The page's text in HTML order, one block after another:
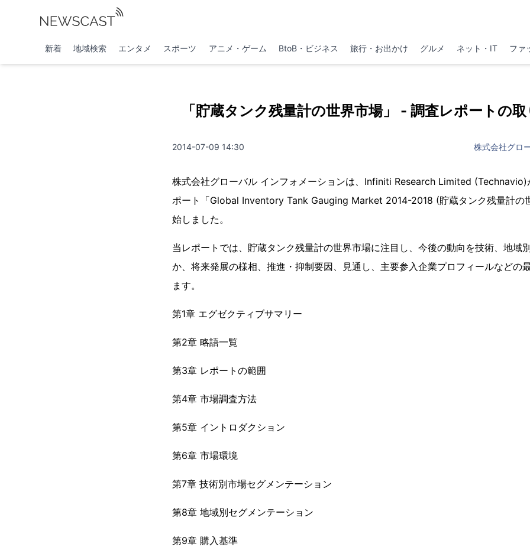
新着 地域検索 エンタメ スポーツ アニメ・ゲーム BtoB・ビジネス 旅行・お出かけ グルメ ネット・IT ファ
「貯蔵タンク残量計の世界市場」 - 調査レポートの
2014-07-09 14:30 株式会社グロ
株式会社グローバル インフォメーションは、Infiniti Research Limited (Technavio)
ポート「Global Inventory Tank Gauging Market 2014-2018 (貯蔵タンク残量計の
始しました。
当レポートでは、貯蔵タンク残量計の世界市場に注目し、今後の動向を技術、地域
か、将来発展の様相、推進・抑制要因、見通し、主要参入企業プロフィールなどの
ます。
第1章 エグゼクティブサマリー
第2章 略語一覧
第3章 レポートの範囲
第4章 市場調査方法
第5章 イントロダクション
第6章 市場環境
第7章 技術別市場セグメンテーション
第8章 地域別セグメンテーション
第9章 購入基準